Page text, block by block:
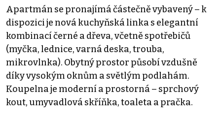
Apartmán se pronajímá částečně vybavený – k
dispozici je nová kuchyňská linka s elegantní
kombinací černé a dřeva, včetně spotřebičů
(myčka, lednice, varná deska, trouba,
mikrovlnka). Obytný prostor působí vzdušně
díky vysokým oknům a světlým podlahám.
Koupelna je moderní a prostorná – sprchový
kout, umyvadlová skříňka, toaleta a pračka.